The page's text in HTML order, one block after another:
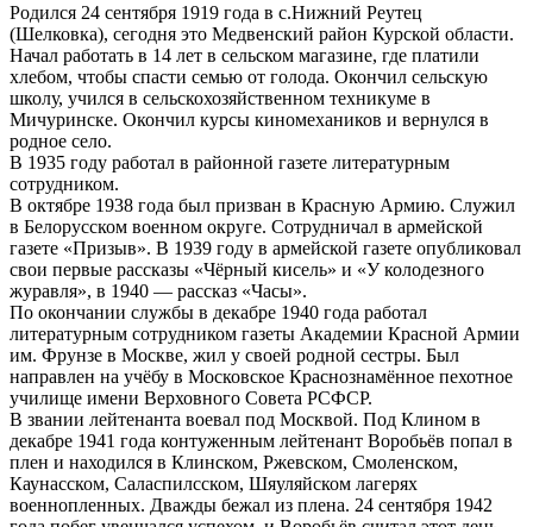
Родился 24 сентября 1919 года в с.Нижний Реутец
(Шелковка), сегодня это Медвенский район Курской области.
Начал работать в 14 лет в сельском магазине, где платили
хлебом, чтобы спасти семью от голода. Окончил сельскую
школу, учился в сельскохозяйственном техникуме в
Мичуринске. Окончил курсы киномехаников и вернулся в
родное село.
В 1935 году работал в районной газете литературным
сотрудником.
В октябре 1938 года был призван в Красную Армию. Служил
в Белорусском военном округе. Сотрудничал в армейской
газете «Призыв». В 1939 году в армейской газете опубликовал
свои первые рассказы «Чёрный кисель» и «У колодезного
журавля», в 1940 — рассказ «Часы».
По окончании службы в декабре 1940 года работал
литературным сотрудником газеты Академии Красной Армии
им. Фрунзе в Москве, жил у своей родной сестры. Был
направлен на учёбу в Московское Краснознамённое пехотное
училище имени Верховного Совета РСФСР.
В звании лейтенанта воевал под Москвой. Под Клином в
декабре 1941 года контуженным лейтенант Воробьёв попал в
плен и находился в Клинском, Ржевском, Смоленском,
Каунасском, Саласпилсском, Шяуляйском лагерях
военнопленных. Дважды бежал из плена. 24 сентября 1942